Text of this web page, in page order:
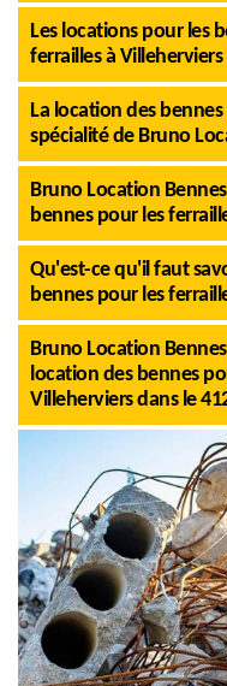
Les locations pour les
ferrailles à Villeherviers
La location des
spécialité de Bruno
Bruno Location
bennes pour les
Qu'est-ce qu'il faut
bennes pour les
Bruno Location
location des bennes
Villeherviers dans le